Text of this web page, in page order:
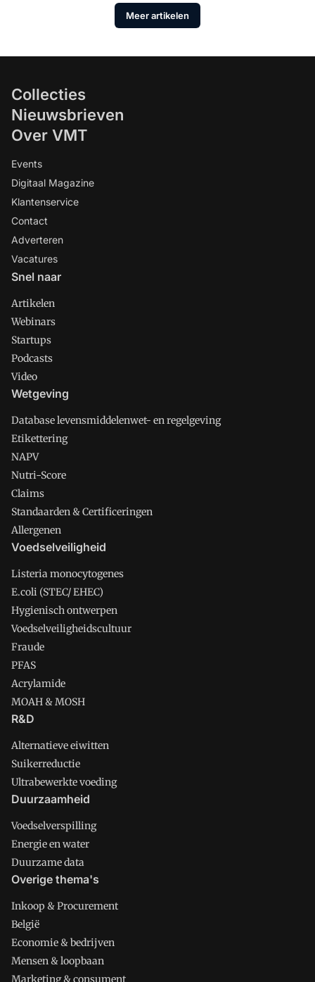
Meer artikelen
Collecties
Nieuwsbrieven
Over VMT
Events
Digitaal Magazine
Klantenservice
Contact
Adverteren
Vacatures
Snel naar
Artikelen
Webinars
Startups
Podcasts
Video
Wetgeving
Database levensmiddelenwet- en regelgeving
Etikettering
NAPV
Nutri-Score
Claims
Standaarden & Certificeringen
Allergenen
Voedselveiligheid
Listeria monocytogenes
E.coli (STEC/ EHEC)
Hygienisch ontwerpen
Voedselveiligheidscultuur
Fraude
PFAS
Acrylamide
MOAH & MOSH
R&D
Alternatieve eiwitten
Suikerreductie
Ultrabewerkte voeding
Duurzaamheid
Voedselverspilling
Energie en water
Duurzame data
Overige thema's
Inkoop & Procurement
België
Economie & bedrijven
Mensen & loopbaan
Marketing & consument